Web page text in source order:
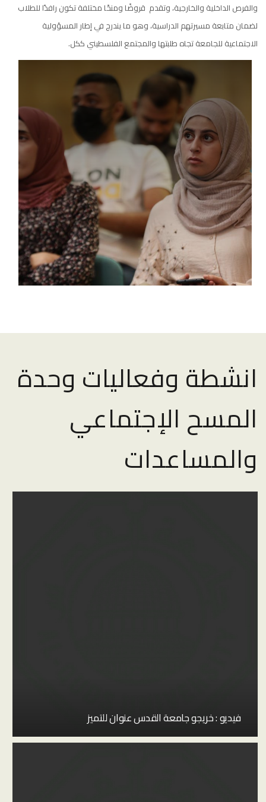
والفرص الداخلية والخارجية، وتقدم قروضًا ومنحًا مختلفة تكون رافدًا للطلاب
لضمان متابعة مسيرتهم الدراسية، وهو ما يندرج في إطار المسؤولية
الاجتماعية للجامعة تجاه طلبتها والمجتمع الفلسطيني ككل.
انشطة وفعاليات وحدة
المسح الإجتماعي
والمساعدات
فيديو : خريجو جامعة القدس عنوان للتميز